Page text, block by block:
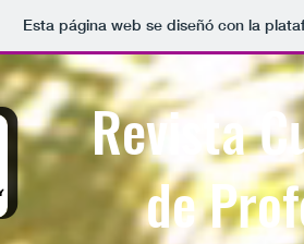
Esta página web se diseñó con la
Revista
de